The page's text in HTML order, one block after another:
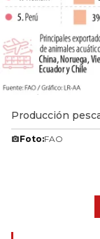
Producción
Foto:FAO